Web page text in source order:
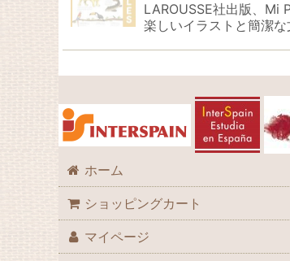
LAROUSSE社出版、Mi
楽しいイラストと簡潔
ホーム
ショッピングカート
マイページ